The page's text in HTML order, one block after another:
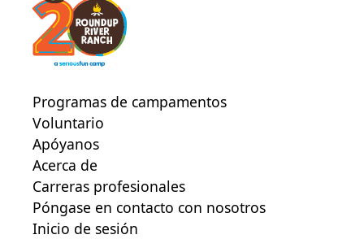
Programas de campamentos
Voluntario
Apóyanos
Acerca de
Carreras profesionales
Póngase en contacto con nosotros
Inicio de sesión